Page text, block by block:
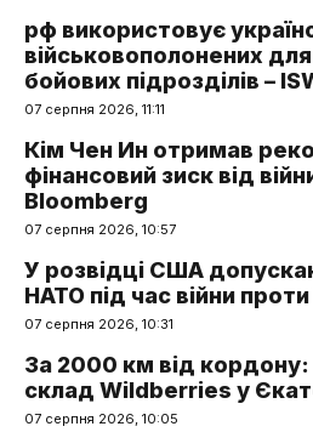
рф використовує
військовополонених
бойових підрозділів –
07 серпня 2026, 11:11
Кім Чен Ин отримав
фінансовий зиск від
Bloomberg
07 серпня 2026, 10:57
У розвідці США
НАТО під час війни
07 серпня 2026, 10:31
За 2000 км від
склад Wildberries у
07 серпня 2026, 10:05